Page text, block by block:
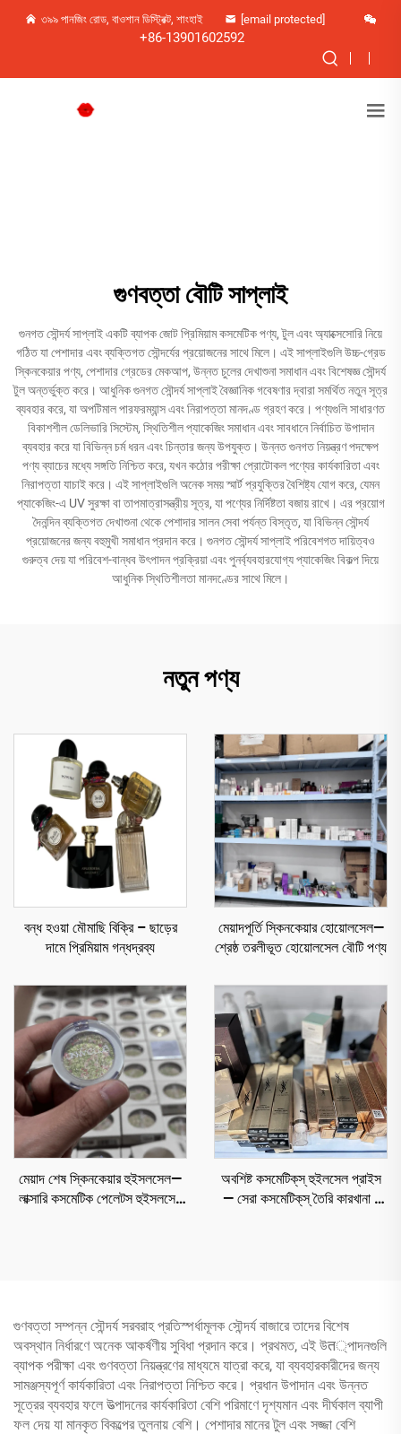
৩৯৯ পানজিং রোড, বাওশান ডিস্ট্রিক্ট, শাংহাই [email protected]
+86-13901602592
গুণবত্তা বৌটি সাপ্লাই
গুনগত সৌন্দর্য সাপ্লাই একটি ব্যাপক জোট প্রিমিয়াম কসমেটিক পণ্য, টুল এবং অ্যাক্সেসোরি নিয়ে
গঠিত যা পেশাদার এবং ব্যক্তিগত সৌন্দর্যের প্রয়োজনের সাথে মিলে। এই সাপ্লাইগুলি উচ্চ-গ্রেড
স্কিনকেয়ার পণ্য, পেশাদার গ্রেডের মেকআপ, উন্নত চুলের দেখাশুনা সমাধান এবং বিশেষজ্ঞ সৌন্দর্য
টুল অন্তর্ভুক্ত করে। আধুনিক গুনগত সৌন্দর্য সাপ্লাই বৈজ্ঞানিক গবেষণার দ্বারা সমর্থিত নতুন সূত্র
ব্যবহার করে, যা অপটিমাল পারফরম্যান্স এবং নিরাপত্তা মানদণ্ড গ্রহণ করে। পণ্যগুলি সাধারণত
বিকাশশীল ডেলিভারি সিস্টেম, স্থিতিশীল প্যাকেজিং সমাধান এবং সাবধানে নির্বাচিত উপাদান
ব্যবহার করে যা বিভিন্ন চর্ম ধরন এবং চিন্তার জন্য উপযুক্ত। উন্নত গুনগত নিয়ন্ত্রণ পদক্ষেপ
পণ্য ব্যাচের মধ্যে সঙ্গতি নিশ্চিত করে, যখন কঠোর পরীক্ষা প্রোটোকল পণ্যের কার্যকারিতা এবং
নিরাপত্তা যাচাই করে। এই সাপ্লাইগুলি অনেক সময় স্মার্ট প্রযুক্তির বৈশিষ্ট্য যোগ করে, যেমন
প্যাকেজিং-এ UV সুরক্ষা বা তাপমাত্রাসন্ত্রীয় সূত্র, যা পণ্যের নির্দিষ্টতা বজায় রাখে। এর প্রয়োগ
দৈনন্দিন ব্যক্তিগত দেখাশুনা থেকে পেশাদার সালন সেবা পর্যন্ত বিস্তৃত, যা বিভিন্ন সৌন্দর্য
প্রয়োজনের জন্য বহুমুখী সমাধান প্রদান করে। গুনগত সৌন্দর্য সাপ্লাই পরিবেশগত দায়িত্বও
গুরুত্ব দেয় যা পরিবেশ-বান্ধব উৎপাদন প্রক্রিয়া এবং পুনর্ব্যবহারযোগ্য প্যাকেজিং বিকল্প দিয়ে
আধুনিক স্থিতিশীলতা মানদণ্ডের সাথে মিলে।
নতুন পণ্য
বন্ধ হওয়া মৌমাছি বিক্রি – ছাড়ের
দামে প্রিমিয়াম গন্ধদ্রব্য
মেয়াদপূর্তি স্কিনকেয়ার হোয়োলসেল—
শ্রেষ্ঠ তরলীভূত হোয়োলসেল বৌটি পণ্য
মেয়াদ শেষ স্কিনকেয়ার হুইসলসেল—
লাক্সারি কসমেটিক পেলেটস হুইসলসেল
অবশিষ্ট কসমেটিক্‌স্ হুইলসেল প্রাইস
— সেরা কসমেটিক্‌স্ তৈরি কারখানা -
গুণবত্তা সম্পন্ন সৌন্দর্য সরবরাহ প্রতিস্পর্ধামূলক সৌন্দর্য বাজারে তাদের বিশেষ
অবস্থান নির্ধারণে অনেক আকর্ষণীয় সুবিধা প্রদান করে। প্রথমত, এই উत্পাদনগুলি
ব্যাপক পরীক্ষা এবং গুণবত্তা নিয়ন্ত্রণের মাধ্যমে যাত্রা করে, যা ব্যবহারকারীদের জন্য
সামঞ্জস্যপূর্ণ কার্যকারিতা এবং নিরাপত্তা নিশ্চিত করে। প্রধান উপাদান এবং উন্নত
সূত্রের ব্যবহার ফলে উত্পাদনের কার্যকারিতা বেশি পরিমাণে দৃশ্যমান এবং দীর্ঘকাল ব্যাপী
ফল দেয় যা মানকৃত বিকল্পের তুলনায় বেশি। পেশাদার মানের টুল এবং সজ্জা বেশি